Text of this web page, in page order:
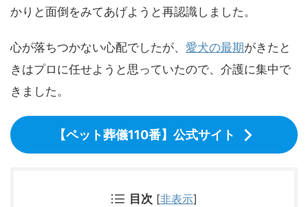
かりと面倒をみてあげようと再認識しました。
心が落ちつかない心配でしたが、 愛犬の最期がきたと
きはプロに任せようと思っていたので、介護に集中で
きました。
【ペット葬儀110番】公式サイト
目次 [非表示]